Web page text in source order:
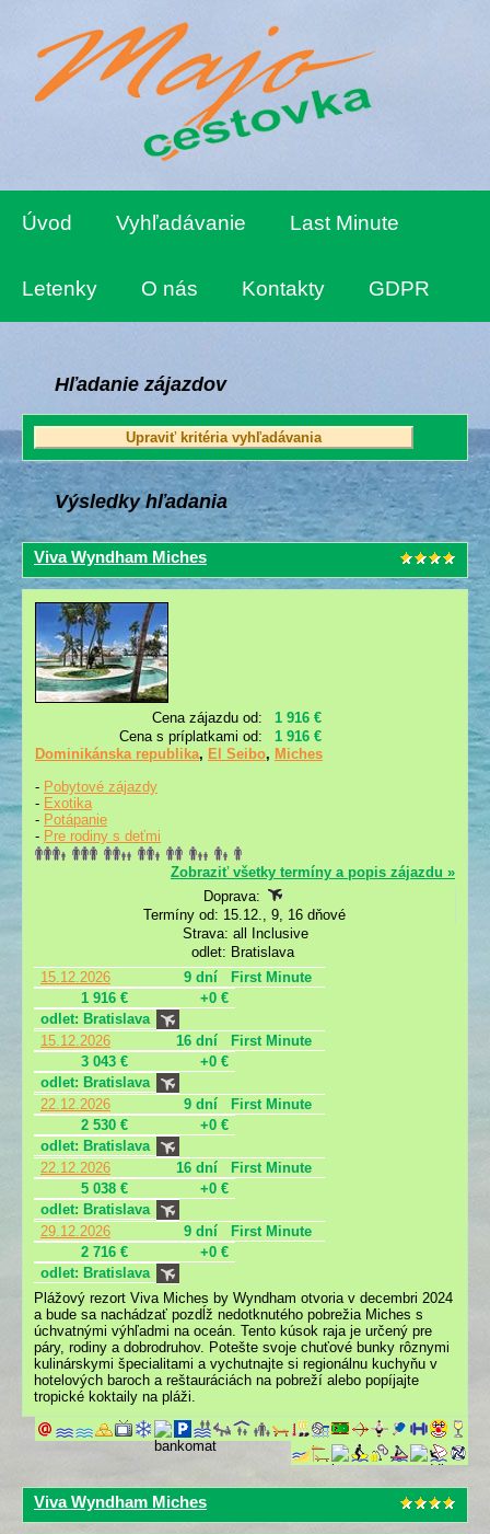
Úvod Vyhľadávanie Last Minute
Letenky O nás Kontakty GDPR
Hľadanie zájazdov
Výsledky hľadania
Viva Wyndham Miches
Cena zájazdu od:
1 916 €
Cena s príplatkami od:
1 916 €
Dominikánska republika, El Seibo, Miches
- Pobytové zájazdy
- Exotika
- Potápanie
- Pre rodiny s deťmi
Zobraziť všetky termíny a popis zájazdu »
Doprava:
Termíny od: 15.12., 9, 16 dňové
Strava: all Inclusive
odlet: Bratislava
15.12.2026
9 dní
First Minute
1 916 €
+0 €
odlet: Bratislava
15.12.2026
16 dní
First Minute
3 043 €
+0 €
odlet: Bratislava
22.12.2026
9 dní
First Minute
2 530 €
+0 €
odlet: Bratislava
22.12.2026
16 dní
First Minute
5 038 €
+0 €
odlet: Bratislava
29.12.2026
9 dní
First Minute
2 716 €
+0 €
odlet: Bratislava
Plážový rezort Viva Miches by Wyndham otvoria v decembri 2024
a bude sa nachádzať pozdĺž nedotknutého pobrežia Miches s
úchvatnými výhľadmi na oceán. Tento kúsok raja je určený pre
páry, rodiny a dobrodruhov. Potešte svoje chuťové bunky rôznymi
kulinárskymi špecialitami a vychutnajte si regionálnu kuchyňu v
hotelových baroch a reštauráciách na pobreží alebo popíjajte
tropické koktaily na pláži.
Viva Wyndham Miches